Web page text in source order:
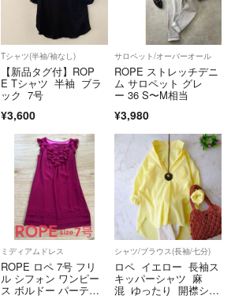
Tシャツ(半袖/袖なし)
【新品タグ付】ROP
E Tシャツ 半袖 ブラ
ック 7号
¥3,600
サロペット/オーバーオール
ROPE ストレッチデニ
ム サロペット グレ
ー 36 S〜M相当
¥3,980
ミディアムドレス
ROPE ロペ 7号 フリ
ル シフォン ワンピー
ス ボルドー パーティ
シャツ/ブラウス(長袖/七分)
ロペ イエロー 長袖ス
キッパーシャツ 麻
混 ゆったり 開襟シャ